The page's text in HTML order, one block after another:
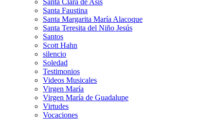
Santa Clara de Asís
Santa Faustina
Santa Margarita María Alacoque
Santa Teresita del Niño Jesús
Santos
Scott Hahn
silencio
Soledad
Testimonios
Videos Musicales
Virgen María
Virgen María de Guadalupe
Virtudes
Vocaciones